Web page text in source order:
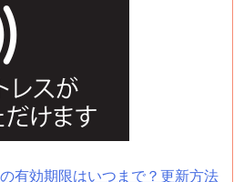
有効期限はいつまで？更新方法